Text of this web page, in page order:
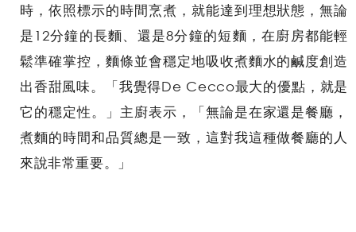
時，依照標示的時間烹煮，就能達到理想狀態，無論
是12分鐘的長麵、還是8分鐘的短麵，在廚房都能輕
鬆準確掌控，麵條並會穩定地吸收煮麵水的鹹度創造
出香甜風味。「我覺得De Cecco最大的優點，就是
它的穩定性。」主廚表示，「無論是在家還是餐廳，
煮麵的時間和品質總是一致，這對我這種做餐廳的人
來說非常重要。」